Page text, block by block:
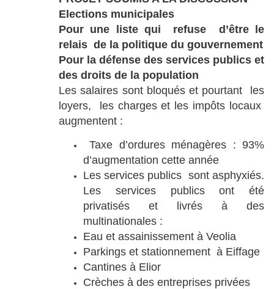
Elections municipales
Pour une liste qui refuse d’être le
relais de la politique du gouvernement
Pour la défense des services publics et
des droits de la population
Les salaires sont bloqués et pourtant les
loyers, les charges et les impôts locaux
augmentent :
Taxe d’ordures ménagères : 93%
d’augmentation cette année
Les services publics sont asphyxiés.
Les services publics ont été
privatisés et livrés à des
multinationales :
Eau et assainissement à Veolia
Parkings et stationnement à Eiffage
Cantines à Elior
Crèches à des entreprises privées